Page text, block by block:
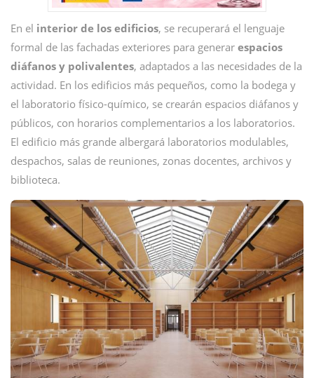
En el interior de los edificios, se recuperará el lenguaje
formal de las fachadas exteriores para generar espacios
diáfanos y polivalentes, adaptados a las necesidades de la
actividad. En los edificios más pequeños, como la bodega y
el laboratorio físico-químico, se crearán espacios diáfanos y
públicos, con horarios complementarios a los laboratorios.
El edificio más grande albergará laboratorios modulables,
despachos, salas de reuniones, zonas docentes, archivos y
biblioteca.